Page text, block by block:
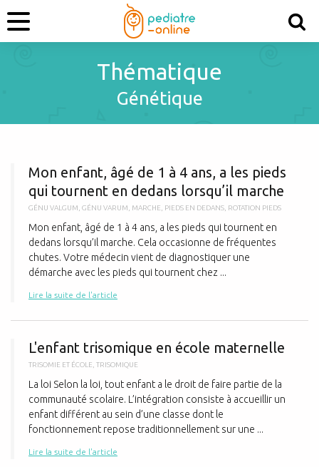
Thématique
Génétique
Mon enfant, âgé de 1 à 4 ans, a les pieds
qui tournent en dedans lorsqu’il marche
GÉNU VALGUM GÉNU VARUM MARCHE PIEDS EN DEDANS ROTATION PIEDS
Mon enfant, âgé de 1 à 4 ans, a les pieds qui tournent en
dedans lorsqu’il marche. Cela occasionne de fréquentes
chutes. Votre médecin vient de diagnostiquer une
démarche avec les pieds qui tournent chez ...
Lire la suite de l'article
L'enfant trisomique en école maternelle
TRISOMIE ET ÉCOLE TRISOMIQUE
La loi Selon la loi, tout enfant a le droit de faire partie de la
communauté scolaire. L’intégration consiste à accueillir un
enfant différent au sein d’une classe dont le
fonctionnement repose traditionnellement sur une ...
Lire la suite de l'article